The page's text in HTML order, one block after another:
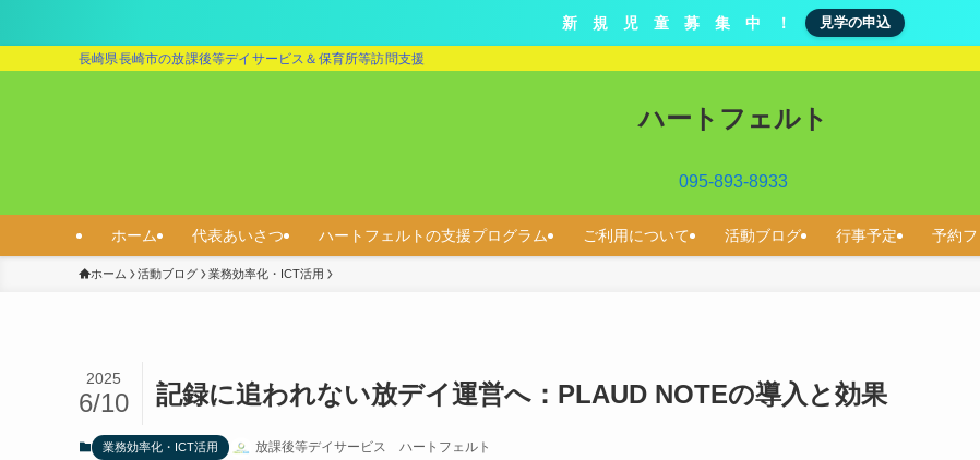
新 規 児 童 募 集 中 ！ 見学の申込
長崎県長崎市の放課後等デイサービス＆保育所等訪問支援
ハートフェルト
ホーム 代表あいさつ ハートフェルトの支援プログラム ご利用について 活動ブログ 行事予定 予約
095-893-8933
ホーム 活動ブログ 業務効率化・ICT活用
記録に追われない放デイ運営へ：PLAUD NOTEの導入と効果
2025
6/10
業務効率化・ICT活用 放課後等デイサービス ハートフェルト